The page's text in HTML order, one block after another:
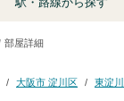
部屋詳細
大阪市 淀川区 東淀